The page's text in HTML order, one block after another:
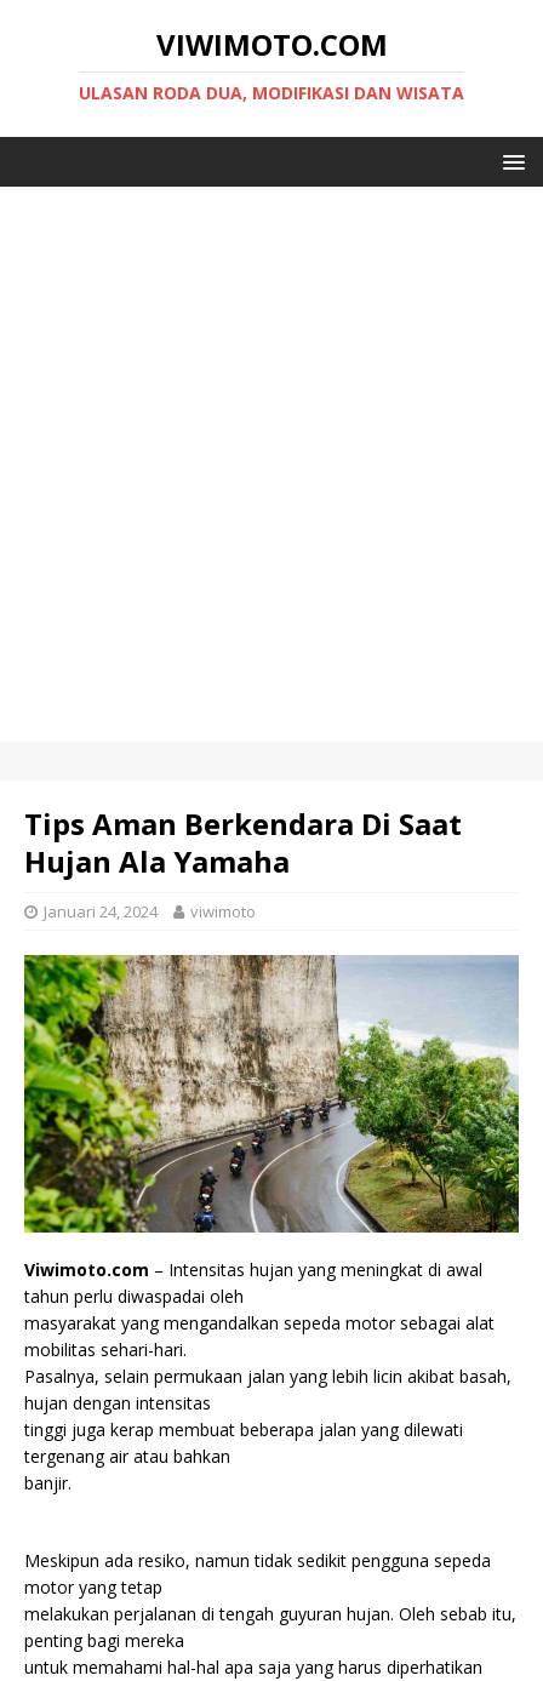
VIWIMOTO.COM
ULASAN RODA DUA, MODIFIKASI DAN WISATA
Tips Aman Berkendara Di Saat
Hujan Ala Yamaha
Januari 24, 2024 viwimoto
Viwimoto.com – Intensitas hujan yang meningkat di awal
tahun perlu diwaspadai oleh
masyarakat yang mengandalkan sepeda motor sebagai alat
mobilitas sehari-hari.
Pasalnya, selain permukaan jalan yang lebih licin akibat basah,
hujan dengan intensitas
tinggi juga kerap membuat beberapa jalan yang dilewati
tergenang air atau bahkan
banjir.
Meskipun ada resiko, namun tidak sedikit pengguna sepeda
motor yang tetap
melakukan perjalanan di tengah guyuran hujan. Oleh sebab itu,
penting bagi mereka
untuk memahami hal-hal apa saja yang harus diperhatikan